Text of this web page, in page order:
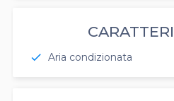
check Aria condizionata